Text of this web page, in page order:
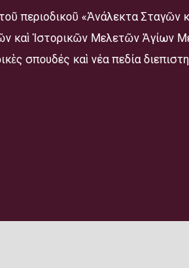
περιοδικοῦ «Ἀνάλεκτα
καὶ Ἱστορικῶν Μελετῶν Ἁγίων
σπουδές καὶ νέα πεδία